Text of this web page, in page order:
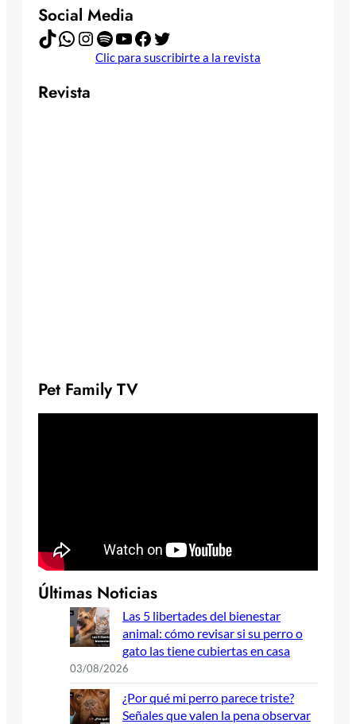
Social Media
TikTok WhatsApp Instagram Spotify YouTube Facebook Twitter
Clic para suscribirte a la revista
Revista
Pet Family TV
Últimas Noticias
Las 5 libertades del bienestar
animal: cómo revisar si su perro o
gato las tiene cubiertas en casa
03/08/2026
¿Por qué mi perro parece triste?
Señales que valen la pena observar